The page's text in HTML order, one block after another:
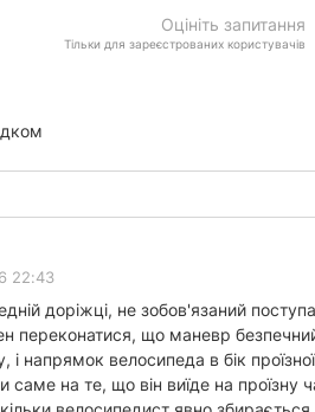
Оцініть запитання
Тільки для зареєстрованих користувачів
22:43
доріжці, не зобов'язаний
переконатися, що маневр
і напрямок велосипеда в бік
на те, що він виїде на проїзну